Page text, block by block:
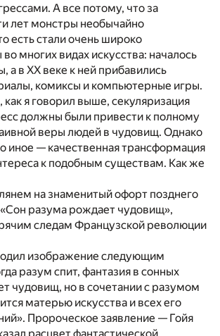
А все потому, что за
лет монстры необычайно
есть стали очень широко
многих видах искусства: началось
а в XX веке к ней прибавились
комиксы и компьютерные игры.
как я говорил выше, секуляризация
должны были привести к полному
веры людей в чудовищ. Однако
иное — качественная трансформация
к подобным существам. Как же
на знаменитый офорт позднего
разума рождает чудовищ»,
следам Французской революции
изображение следующим
разум спит, фантазия в сонных
чудовищ, но в сочетании с разумом
матерью искусства и всех его
Пророческое заявление — Гойя